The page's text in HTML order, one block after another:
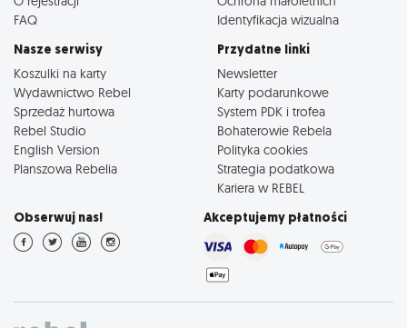
FAQ
Identyfikacja wizualna
Nasze serwisy
Koszulki na karty
Wydawnictwo Rebel
Sprzedaż hurtowa
Rebel Studio
English Version
Planszowa Rebelia
Przydatne linki
Newsletter
Karty podarunkowe
System PDK i trofea
Bohaterowie Rebela
Polityka cookies
Strategia podatkowa
Kariera w REBEL
Obserwuj nas! Akceptujemy płatności